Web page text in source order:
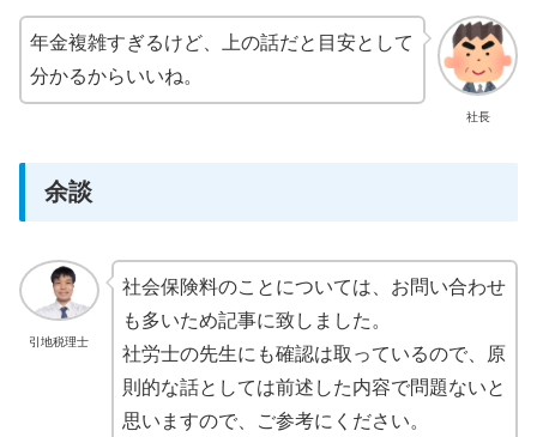
社長
年金複雑すぎるけど、上の話だと目安として
分かるからいいね。
余談
引地税理士
社会保険料のことについては、お問い合わせ
も多いため記事に致しました。
社労士の先生にも確認は取っているので、原
則的な話としては前述した内容で問題ないと
思いますので、ご参考にください。